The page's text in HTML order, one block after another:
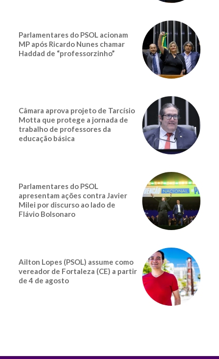
Parlamentares do PSOL acionam
MP após Ricardo Nunes chamar
Haddad de “professorzinho”
Câmara aprova projeto de Tarcísio
Motta que protege a jornada de
trabalho de professores da
educação básica
Parlamentares do PSOL
apresentam ações contra Javier
Milei por discurso ao lado de
Flávio Bolsonaro
Ailton Lopes (PSOL) assume como
vereador de Fortaleza (CE) a partir
de 4 de agosto